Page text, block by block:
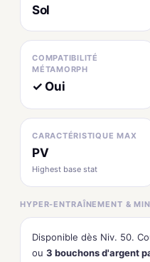
Sol
COMPATIBILITÉ
MÉTAMORPH
✓ Oui
CARACTÉRISTIQUE MAX
PV
Highest base stat
HYPER-ENTRAÎNEMENT &
Disponible dès Niv. 50.
ou 3 bouchons d'argent